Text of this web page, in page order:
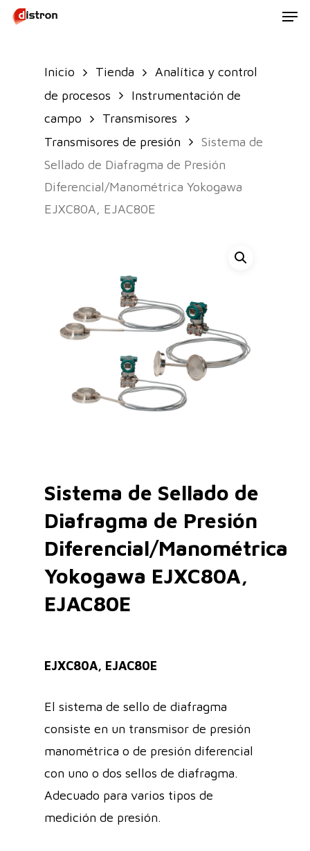
Skip
Inicio Tienda
Analítica y control
de procesos
Instrumentación de
campo
Transmisores
Transmisores de presión
Sistema de
Sellado de Diafragma de Presión
Diferencial/Manométrica Yokogawa
EJXC80A, EJAC80E
Sistema de Sellado de
Diafragma de Presión
Diferencial/Manométrica
Yokogawa EJXC80A,
EJAC80E
EJXC80A, EJAC80E
El sistema de sello de diafragma
consiste en un transmisor de presión
manométrica o de presión diferencial
con uno o dos sellos de diafragma.
Adecuado para varios tipos de
medición de presión.